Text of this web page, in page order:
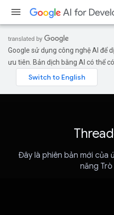
Google sử dụng công nghệ AI để
ưu tiên. Bản dịch bằng AI có thể có
Đây là phiên bản mới của
năng